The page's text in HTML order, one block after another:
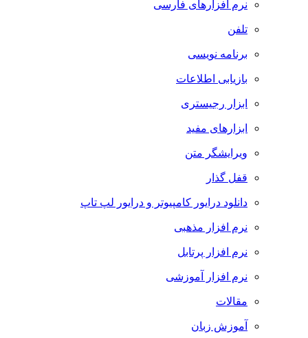
نرم افزارهای فارسی
تلفن
برنامه نویسی
بازیابی اطلاعات
ابزار رجیستری
ابزارهای مفید
ویرایشگر متن
قفل گذار
دانلود درایور کامپیوتر و درایور لپ تاپ
نرم افزار مذهبی
نرم افزار پرتابل
نرم افزار آموزشی
مقالات
آموزش زبان